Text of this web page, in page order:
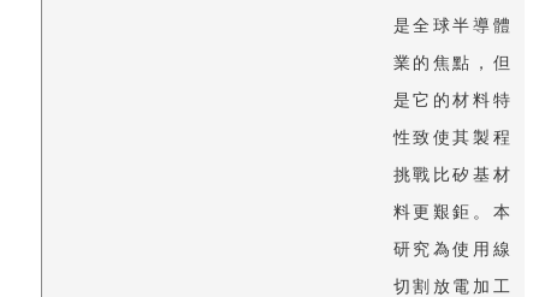
是全球半導體
業的焦點，但
是它的材料特
性致使其製程
挑戰比矽基材
料更艱鉅。本
研究為使用線
切割放電加工